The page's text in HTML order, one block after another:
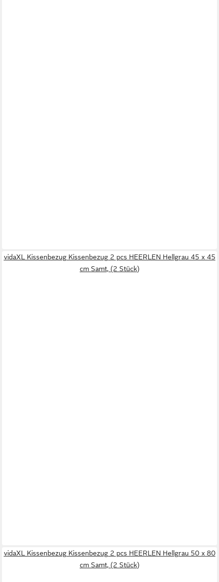
vidaXL Kissenbezug Kissenbezug 2 pcs HEERLEN Hellgrau 45 x 45
cm Samt, (2 Stück)
vidaXL Kissenbezug Kissenbezug 2 pcs HEERLEN Hellgrau 50 x 80
cm Samt, (2 Stück)